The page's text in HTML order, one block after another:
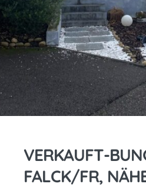
VERKAUFT-
FALCK/FR,